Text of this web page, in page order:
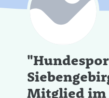
Mitglied im